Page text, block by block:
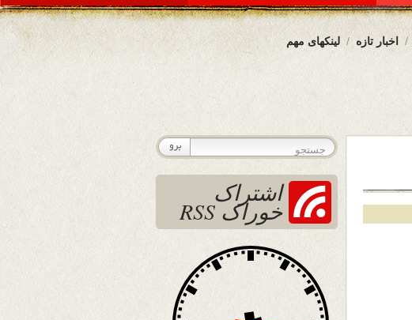
لینکهای مهم اخبار تازه
اشتراک
خوراک RSS